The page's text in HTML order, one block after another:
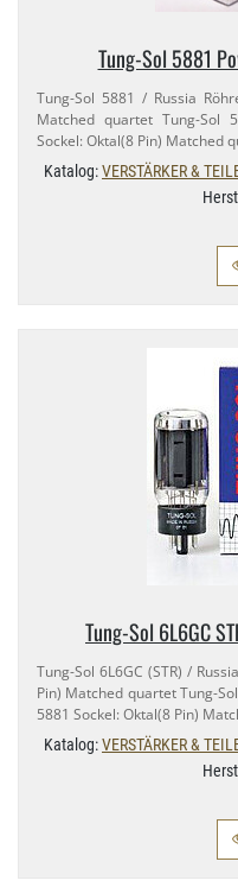
Tung-​Sol 5881
Tung-​Sol 5881 / Russia
Matched quartet Tung-​Sol
Sockel: Oktal(8 Pin) Matched
Katalog:VERSTÄRKER &
Tung-​Sol 6L6GC
Tung-​Sol 6L6GC (STR) /
Pin) Matched quartet Tung-​
5881 Sockel: Oktal(8 Pin)
Katalog:VERSTÄRKER &